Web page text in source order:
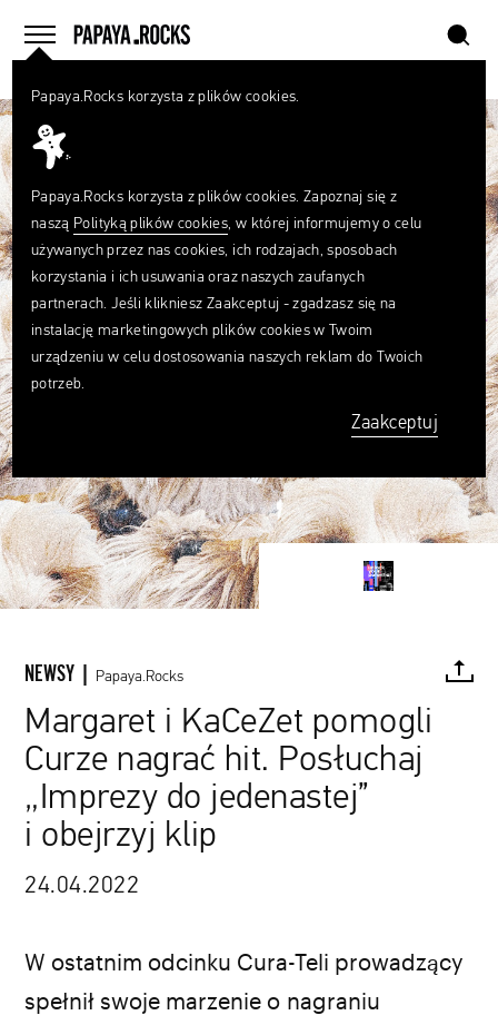
menu
home szukaj
NEWSY | Papaya.Rocks
Margaret i KaCeZet pomogli
Curze nagrać hit. Posłuchaj
„Imprezy do jedenastej”
i obejrzyj klip
24.04.2022
FACEBOOK TWITTER PINTEREST
W ostatnim odcinku Cura-Teli prowadzący
spełnił swoje marzenie o nagraniu
Papaya.Rocks korzysta z plików cookies.
Papaya.Rocks korzysta z plików cookies. Zapoznaj się z
naszą Polityką plików cookies, w której informujemy o celu
używanych przez nas cookies, ich rodzajach, sposobach
korzystania i ich usuwania oraz naszych zaufanych
partnerach. Jeśli klikniesz Zaakceptuj - zgadzasz się na
instalację marketingowych plików cookies w Twoim
urządzeniu w celu dostosowania naszych reklam do Twoich
potrzeb.
Zaakceptuj
Czego
szukasz?